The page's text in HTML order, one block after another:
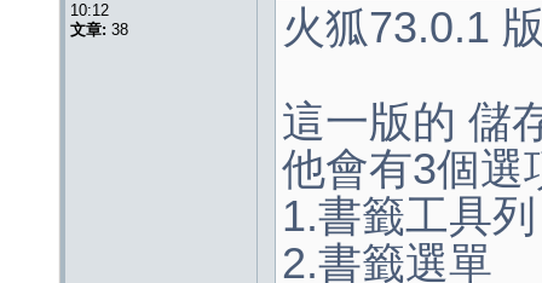
10:12
文章: 38
火狐73.0.1
這一版的 儲
他會有3個選
1.書籤工具列
2.書籤選單